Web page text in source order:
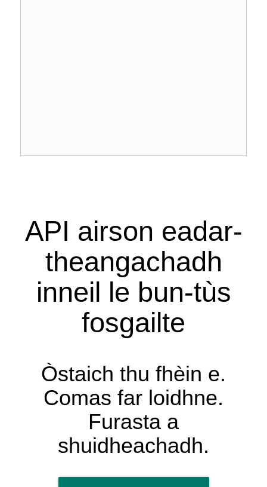
API airson eadar-
theangachadh
inneil le bun-tùs
fosgailte
Òstaich thu fhèin e.
Comas far loidhne.
Furasta a
shuidheachadh.